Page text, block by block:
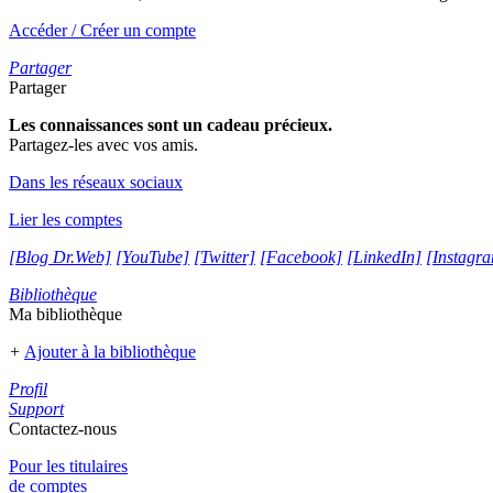
Accéder / Créer un compte
Partager
Partager
Les connaissances sont un cadeau précieux.
Partagez-les avec vos amis.
Dans les réseaux sociaux
Lier les comptes
[Blog Dr.Web] [YouTube] [Twitter] [Facebook] [LinkedIn]
Bibliothèque
Ma bibliothèque
+ Ajouter à la bibliothèque
Profil
Support
Contactez-nous
Pour les titulaires
de comptes